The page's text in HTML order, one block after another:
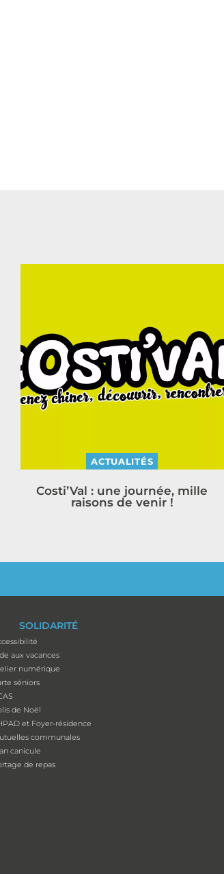
ACTUALITÉS
Costi’Val : une journée, mille
raisons de venir !
SOLIDARITÉ
aux vacances
numérique
séniors
de Noël
et Foyer-résidence
communales
canicule
de repas